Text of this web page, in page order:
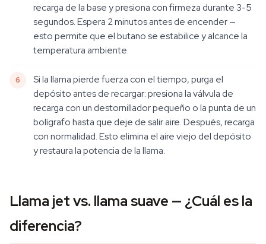
recarga de la base y presiona con firmeza durante 3-5
segundos. Espera 2 minutos antes de encender —
esto permite que el butano se estabilice y alcance la
temperatura ambiente.
Si la llama pierde fuerza con el tiempo, purga el
depósito antes de recargar: presiona la válvula de
recarga con un destornillador pequeño o la punta de un
bolígrafo hasta que deje de salir aire. Después, recarga
con normalidad. Esto elimina el aire viejo del depósito
y restaura la potencia de la llama.
Llama jet vs. llama suave — ¿Cuál es la
diferencia?